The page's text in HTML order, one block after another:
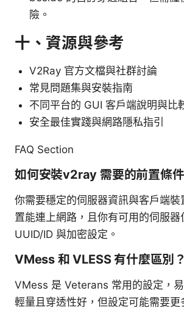
險。
十、資源與參考
V2Ray 官方文檔與社群討論
常見問題集與安裝指南
不同平台的 GUI 客戶端說明與比
安全最佳實踐與網路隱私指引
FAQ Section
如何安裝v2ray 需要的前置條
你需要穩定的伺服器資訊與客戶端裝
置能連上網路，且你有可用的伺服器
UUID/ID 與加密設定。
VMess 和 VLESS 有什麼區別？
VMess 是 Veterans 常用的設定，
輕量且穿透性好，但設定可能需要更